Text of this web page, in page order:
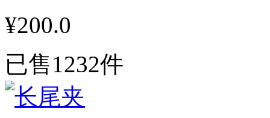
¥200.0
已售1232件